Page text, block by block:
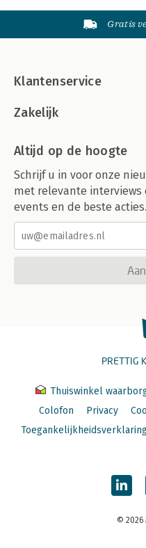
Gratis
Klantenservice
Zakelijk
Altijd op de hoogte
Schrijf u in voor onze
met relevante interviews
events en de beste acties.
PRETTIG
Thuiswinkel
Colofon
Privacy
© 2026